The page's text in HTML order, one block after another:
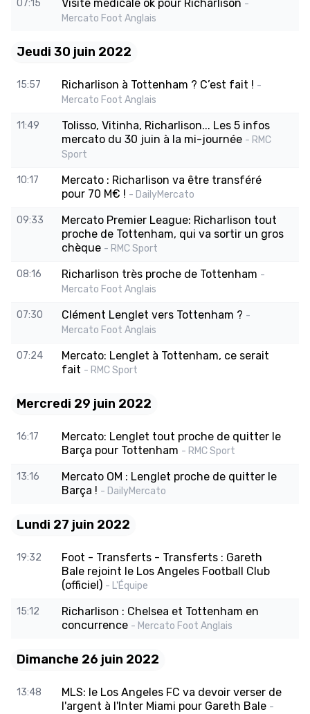
07:15 Visite médicale ok pour Richarlison -
Mercato Foot Anglais
Jeudi 30 juin 2022
15:57 Richarlison à Tottenham ? C’est fait ! -
Mercato Foot Anglais
11:49
Tolisso, Vitinha, Richarlison... Les 5 infos
mercato du 30 juin à la mi-journée - RMC
Sport
10:17
Mercato : Richarlison va être transféré
pour 70 M€ ! - DailyMercato
09:33
Mercato Premier League: Richarlison tout
proche de Tottenham, qui va sortir un gros
chèque - RMC Sport
08:16 Richarlison très proche de Tottenham -
Mercato Foot Anglais
07:30 Clément Lenglet vers Tottenham ? -
Mercato Foot Anglais
07:24
Mercato: Lenglet à Tottenham, ce serait
fait - RMC Sport
Mercredi 29 juin 2022
16:17
Mercato: Lenglet tout proche de quitter le
Barça pour Tottenham - RMC Sport
13:16
Mercato OM : Lenglet proche de quitter le
Barça ! - DailyMercato
Lundi 27 juin 2022
19:32
Foot - Transferts - Transferts : Gareth
Bale rejoint le Los Angeles Football Club
(officiel) - L'Équipe
15:12
Richarlison : Chelsea et Tottenham en
concurrence - Mercato Foot Anglais
Dimanche 26 juin 2022
13:48
MLS: le Los Angeles FC va devoir verser de
l'argent à l'Inter Miami pour Gareth Bale -